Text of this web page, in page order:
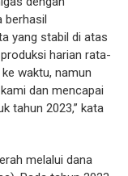
yang stabil di atas
harian rata-
waktu, namun
dan mencapai
tahun 2023,” kata
melalui dana